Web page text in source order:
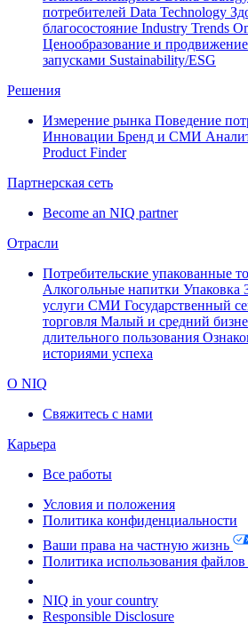
потребителей Data Technology
благосостояние Industry Trends
Ценообразование и продвижение
запусками Sustainability/ESG
Решения
Измерение рынка Поведение
Инновации Бренд и СМИ
Product Finder
Партнерская сеть
Become an NIQ partner
Отрасли
Потребительские упакованные
Алкогольные напитки Упаковка
услуги СМИ Государственный
торговля Малый и средний
длительного пользования
историями успеха
О NIQ
Свяжитесь с нами
Карьера
Все работы
Условия и положения
Политика конфиденциальности
Ваши права на частную жизнь
Политика использования
NIQ in your country
Responsible Disclosure